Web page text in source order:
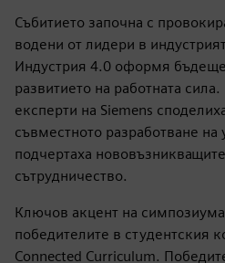
Симпозиум
учебна
Имахме честта да
равнище на индустриалните
Siemens в Манчестър през юли
събрахме нашите
академичен персонал и